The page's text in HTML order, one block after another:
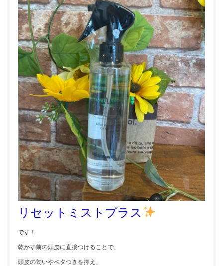
リセットミストプラス
です！
乾かす前の頭皮に直接つけることで、
頭皮の匂いやベタつきを抑え、